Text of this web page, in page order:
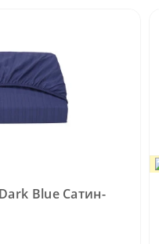
Blue Сатин-